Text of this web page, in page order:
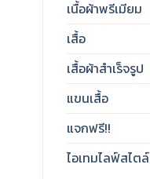
เนื้อผ้าพรีเมียม
เสื้อ
เสื้อผ้าสำเร็จรูป
แขนเสื้อ
แจกฟรี!!
ไอเทมไลฟ์สไตล์